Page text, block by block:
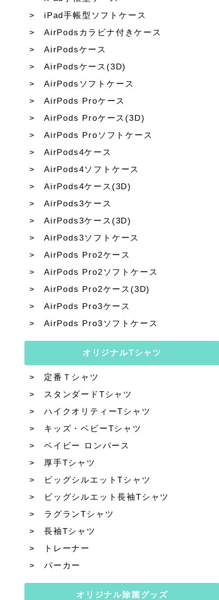
iPad手帳型ソフトケース
AirPodsカラビナ付きケース
AirPodsケース
AirPodsケース(3D)
AirPodsソフトケース
AirPods Proケース
AirPods Proケース(3D)
AirPods Proソフトケース
AirPods4ケース
AirPods4ソフトケース
AirPods4ケース(3D)
AirPods3ケース
AirPods3ケース(3D)
AirPods3ソフトケース
AirPods Pro2ケース
AirPods Pro2ソフトケース
AirPods Pro2ケース(3D)
AirPods Pro3ケース
AirPods Pro3ソフトケース
オリジナルTシャツ
定番Ｔシャツ
スタンダードTシャツ
ハイクオリティーTシャツ
キッズ・ベビーTシャツ
ベイビー ロンパース
厚手Tシャツ
ビッグシルエットTシャツ
ビッグシルエット長袖Tシャツ
ラグランTシャツ
長袖Tシャツ
トレーナー
パーカー
オリジナル除菌グッズ